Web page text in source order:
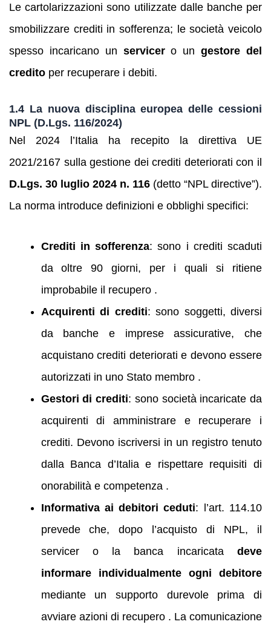
Le cartolarizzazioni sono utilizzate dalle banche per
smobilizzare crediti in sofferenza; le società veicolo
spesso incaricano un servicero ungestore del
credito per recuperare i debiti.
1.4 La nuova disciplina europea delle cessioni
NPL (D.Lgs. 116/2024)
Nel 2024 l’Italia ha recepito la direttiva UE
2021/2167 sulla gestione dei crediti deteriorati con il
D.Lgs. 30 luglio 2024 n. 116 (detto “NPL directive”).
La norma introduce definizioni e obblighi specifici:
Crediti in sofferenza: sono i crediti scaduti
da oltre 90 giorni, per i quali si ritiene
improbabile il recupero .
Acquirenti di crediti: sono soggetti, diversi
da banche e imprese assicurative, che
acquistano crediti deteriorati e devono essere
autorizzati in uno Stato membro .
Gestori di crediti: sono società incaricate da
acquirenti di amministrare e recuperare i
crediti. Devono iscriversi in un registro tenuto
dalla Banca d’Italia e rispettare requisiti di
onorabilità e competenza .
Informativa ai debitori ceduti: l’art. 114.10
prevede che, dopo l’acquisto di NPL, il
servicer o la banca incaricata deve
informare individualmente ogni debitore
mediante un supporto durevole prima di
avviare azioni di recupero . La comunicazione